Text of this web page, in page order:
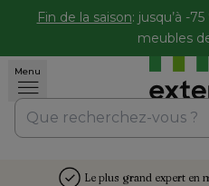
Fin de la saison: jusqu’à -
meubles
Menu
Le plus grand expert en